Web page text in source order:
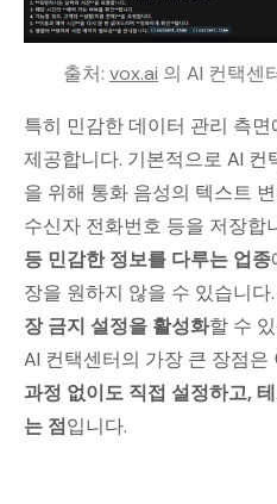
출처: vox.ai 의 AI 컨택센
특히 민감한 데이터 관리 측
제공합니다. 기본적으로 AI
을 위해 통화 음성의 텍스트
수신자 전화번호 등을 저장합
등 민감한 정보를 다루는 업종
장을 원하지 않을 수 있습니다
장 금지 설정을 활성화할 수
AI 컨택센터의 가장 큰 장점은
과정 없이도 직접 설정하고,
는 점입니다.